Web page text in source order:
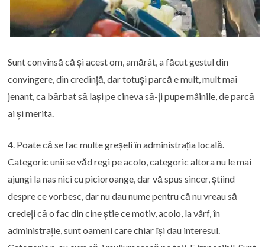
Sunt convinsă că și acest om, amărât, a făcut gestul din
convingere, din credință, dar totuși parcă e mult, mult mai
jenant, ca bărbat să lași pe cineva să-ți pupe mâinile, de parcă
ai și merita.
4. Poate că se fac multe greșeli în administrația locală.
Categoric unii se văd regi pe acolo, categoric altora nu le mai
ajungi la nas nici cu picioroange, dar vă spus sincer, știind
despre ce vorbesc, dar nu dau nume pentru că nu vreau să
credeți că o fac din cine știe ce motiv, acolo, la vârf, în
administrație, sunt oameni care chiar își dau interesul.